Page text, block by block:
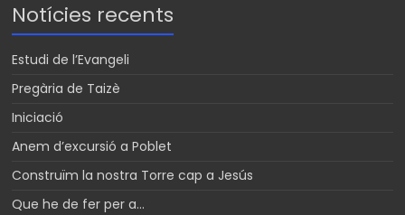
Notícies recents
Estudi de l’Evangeli
Pregària de Taizè
Iniciació
Anem d’excursió a Poblet
Construïm la nostra Torre cap a Jesús
Que he de fer per a…